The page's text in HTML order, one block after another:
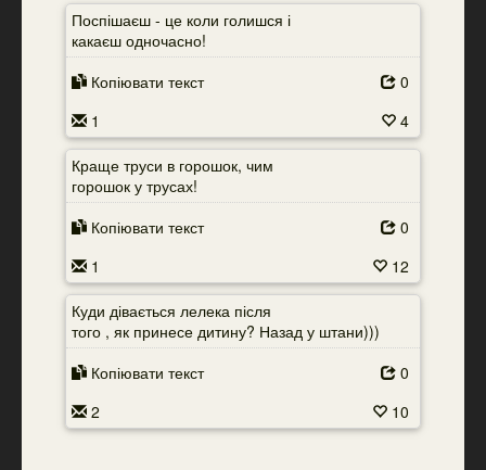
Поспішаєш - це коли голишся і
какаєш одночасно!
Копіювати текст
0
1
4
Краще труси в горошок, чим
горошок у трусах!
Копіювати текст
0
1
12
Куди дівається лелека після
того , як принесе дитину? Назад у штани)))
Копіювати текст
0
2
10